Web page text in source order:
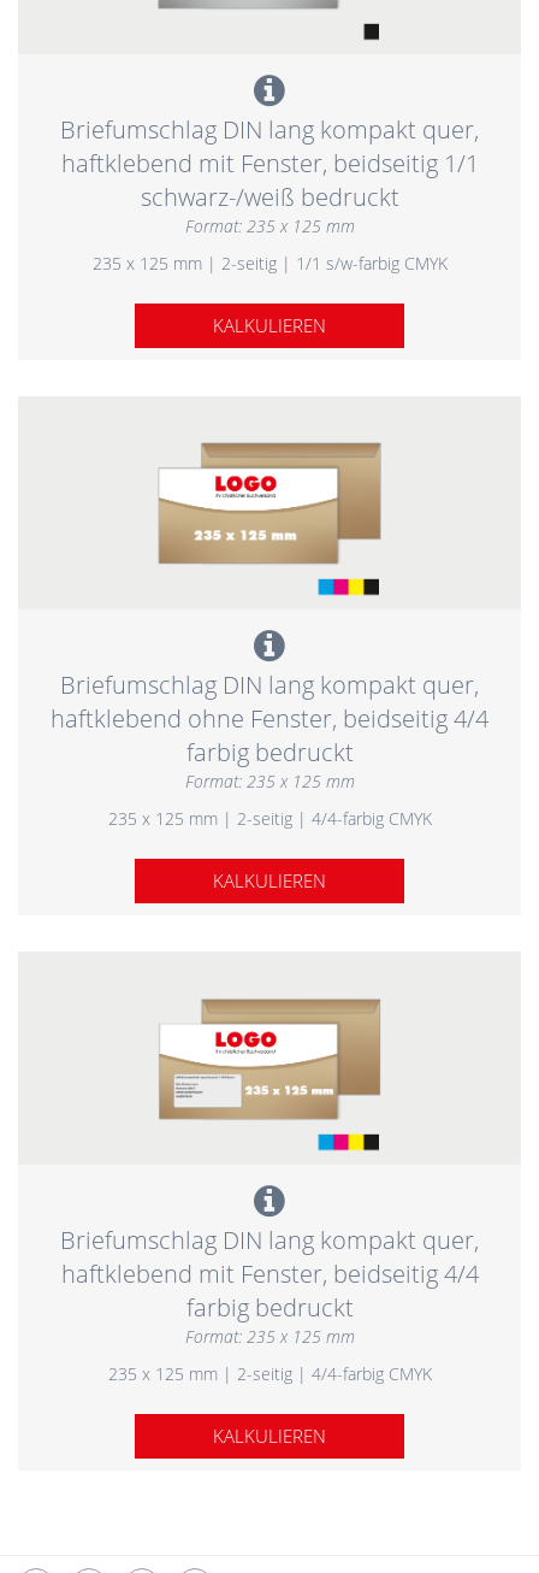
Briefumschlag DIN lang kompakt quer,
haftklebend mit Fenster, beidseitig 1/1
schwarz-/weiß bedruckt
Format: 235 x 125 mm
235 x 125 mm | 2-seitig | 1/1 s/w-farbig CMYK
KALKULIEREN
Briefumschlag DIN lang kompakt quer,
haftklebend ohne Fenster, beidseitig 4/4
farbig bedruckt
Format: 235 x 125 mm
235 x 125 mm | 2-seitig | 4/4-farbig CMYK
KALKULIEREN
Briefumschlag DIN lang kompakt quer,
haftklebend mit Fenster, beidseitig 4/4
farbig bedruckt
Format: 235 x 125 mm
235 x 125 mm | 2-seitig | 4/4-farbig CMYK
KALKULIEREN